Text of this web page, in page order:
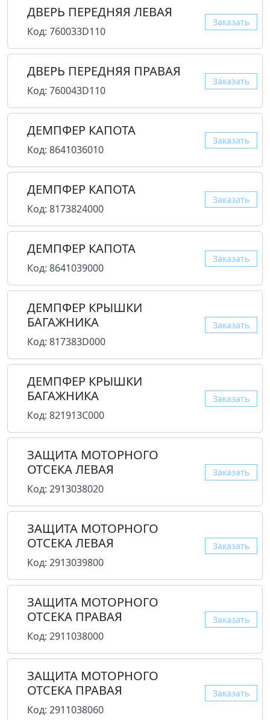
ДВЕРЬ ПЕРЕДНЯЯ ЛЕВАЯ
Код: 760033D110
Заказать
ДВЕРЬ ПЕРЕДНЯЯ ПРАВАЯ
Код: 760043D110
Заказать
ДЕМПФЕР КАПОТА
Код: 8641036010
Заказать
ДЕМПФЕР КАПОТА
Код: 8173824000
Заказать
ДЕМПФЕР КАПОТА
Код: 8641039000
Заказать
ДЕМПФЕР КРЫШКИ
БАГАЖНИКА
Код: 817383D000
Заказать
ДЕМПФЕР КРЫШКИ
БАГАЖНИКА
Код: 821913C000
Заказать
ЗАЩИТА МОТОРНОГО
ОТСЕКА ЛЕВАЯ
Код: 2913038020
Заказать
ЗАЩИТА МОТОРНОГО
ОТСЕКА ЛЕВАЯ
Код: 2913039800
Заказать
ЗАЩИТА МОТОРНОГО
ОТСЕКА ПРАВАЯ
Код: 2911038000
Заказать
ЗАЩИТА МОТОРНОГО
ОТСЕКА ПРАВАЯ
Код: 2911038060
Заказать